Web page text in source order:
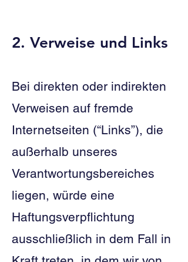
2. Verweise und Links
Bei direkten oder indirekten
Verweisen auf fremde
Internetseiten (“Links”), die
außerhalb unseres
Verantwortungsbereiches
liegen, würde eine
Haftungsverpflichtung
ausschließlich in dem Fall in